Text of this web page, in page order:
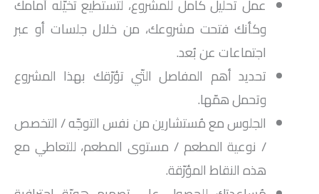
عمل تحليل كامل للمشروع، لتستطيع تخيّله أمامك
وكأنك فتحت مشروعك، من خلال جلسات أو عبر
اجتماعات عن بُعد.
تحديد أهم المفاصل التّي تؤرّقك بهذا المشروع
وتحمل همّها.
الجلوس مع مُستشارين من نفس التوجّه / التخصص
/ نوعية المطعم / مستوى المطعم، للتعاطي مع
هذه النقاط المؤرّقة.